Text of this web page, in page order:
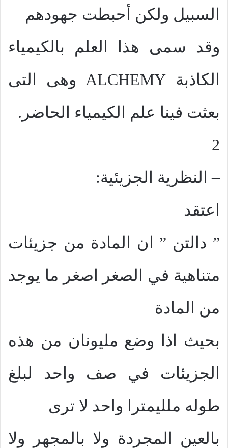
السبيل ولكن أحبطت جهودهم
وقد سمى هذا العلم بالكيمياء
الكاذبة ALCHEMY وهى التى
بعثت فينا علم الكيمياء الحاضر.
2
– النظرية الجزيئية:
اعتقد
” دالتن ” ان المادة من جزيئات
متناهية في الصغر اصغر ما يوجد
من المادة
بحيث اذا وضع مليونان من هذه
الجزيئات في صف واحد لبلغ
طوله ملليمترا واحد لا ترى
بالعين المجردة ولا بالمجهر ولا